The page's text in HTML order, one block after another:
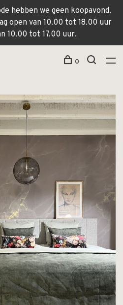
hebben we geen koopavond.
open van 10.00 tot 18.00 uur
10.00 tot 17.00 uur.
0